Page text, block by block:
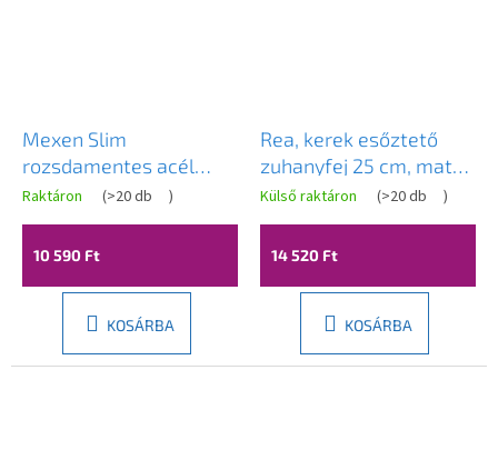
Mexen Slim
rozsdamentes acél
zuhanyfej 25 x 25 cm,
fehér, 79125-20
Raktáron (>20 db )
10 590 Ft
KOSÁRBA
Rea, kerek esőztető
zuhanyfej 25 cm, matt
arany, REA-P8609
Külső raktáron (>20 db )
14 520 Ft
KOSÁRBA